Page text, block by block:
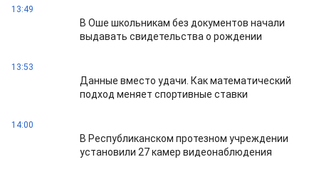
13:49
В Оше школьникам без документов начали
выдавать свидетельства о рождении
13:53
Данные вместо удачи. Как математический
подход меняет спортивные ставки
14:00
В Республиканском протезном учреждении
установили 27 камер видеонаблюдения